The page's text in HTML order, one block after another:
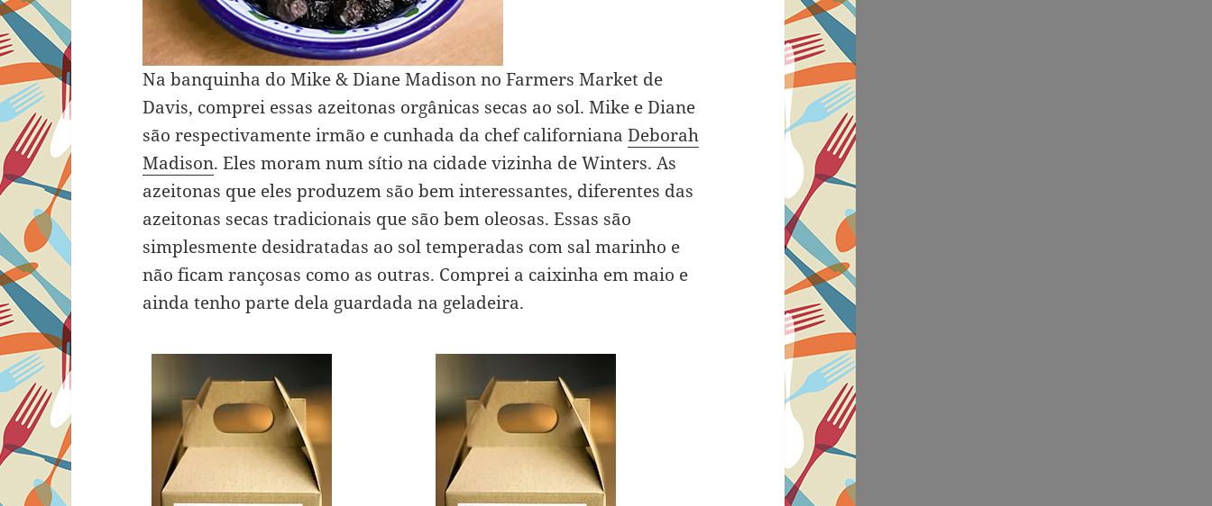
Na banquinha do Mike & Diane Madison no Farmers Market de
Davis, comprei essas azeitonas orgânicas secas ao sol. Mike e Diane
são respectivamente irmão e cunhada da chef californianaDeborah
Madison. Eles moram num sítio na cidade vizinha de Winters. As
azeitonas que eles produzem são bem interessantes, diferentes das
azeitonas secas tradicionais que são bem oleosas. Essas são
simplesmente desidratadas ao sol temperadas com sal marinho e
não ficam rançosas como as outras. Comprei a caixinha em maio e
ainda tenho parte dela guardada na geladeira.